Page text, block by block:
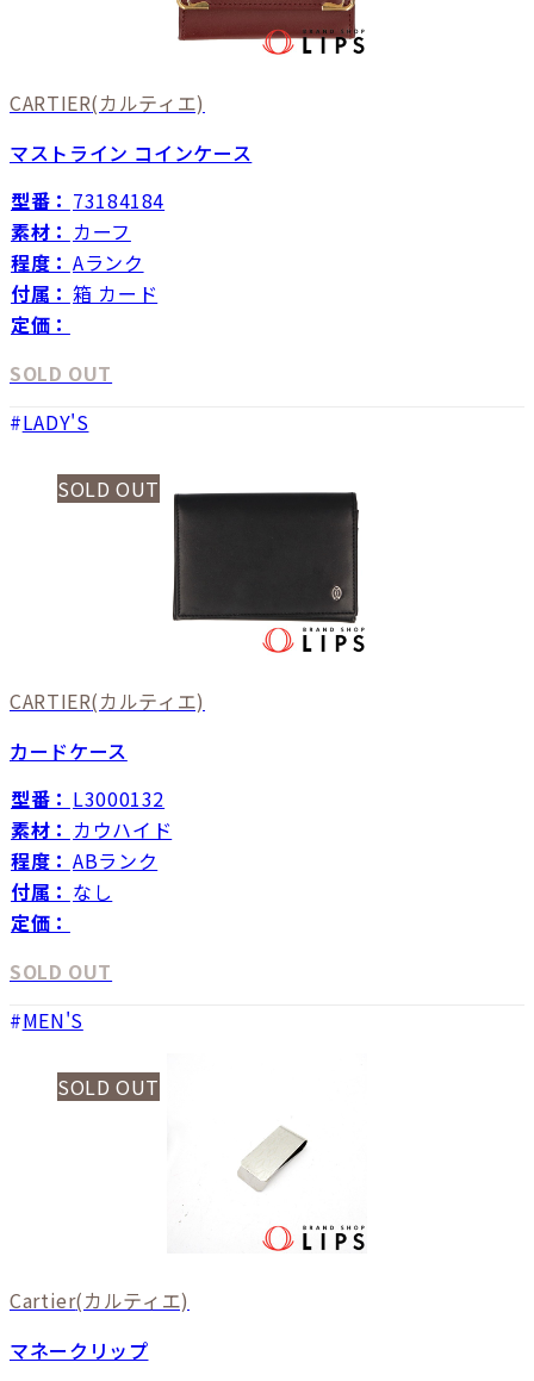
CARTIER(カルティエ)
マストライン コインケース
型番： 73184184
素材： カーフ
程度： Aランク
付属： 箱 カード
定価：
SOLD OUT
LADY'S
SOLD OUT
CARTIER(カルティエ)
カードケース
型番： L3000132
素材： カウハイド
程度： ABランク
付属： なし
定価：
SOLD OUT
MEN'S
SOLD OUT
Cartier(カルティエ)
マネークリップ